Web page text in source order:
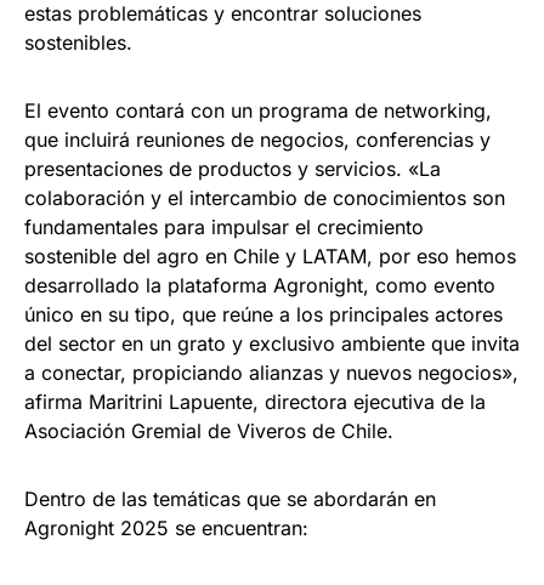
estas problemáticas y encontrar soluciones
sostenibles.
El evento contará con un programa de networking,
que incluirá reuniones de negocios, conferencias y
presentaciones de productos y servicios. «La
colaboración y el intercambio de conocimientos son
fundamentales para impulsar el crecimiento
sostenible del agro en Chile y LATAM, por eso hemos
desarrollado la plataforma Agronight, como evento
único en su tipo, que reúne a los principales actores
del sector en un grato y exclusivo ambiente que invita
a conectar, propiciando alianzas y nuevos negocios»,
afirma Maritrini Lapuente, directora ejecutiva de la
Asociación Gremial de Viveros de Chile.
Dentro de las temáticas que se abordarán en
Agronight 2025 se encuentran: